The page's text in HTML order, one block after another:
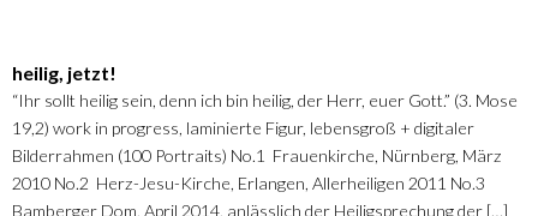
heilig, jetzt!
“Ihr sollt heilig sein, denn ich bin heilig, der Herr, euer Gott.” (3. Mose
19,2) work in progress, laminierte Figur, lebensgroß + digitaler
Bilderrahmen (100 Portraits) No.1 Frauenkirche, Nürnberg, März
2010 No.2 Herz-Jesu-Kirche, Erlangen, Allerheiligen 2011 No.3
Bamberger Dom, April 2014, anlässlich der Heiligsprechung der […]